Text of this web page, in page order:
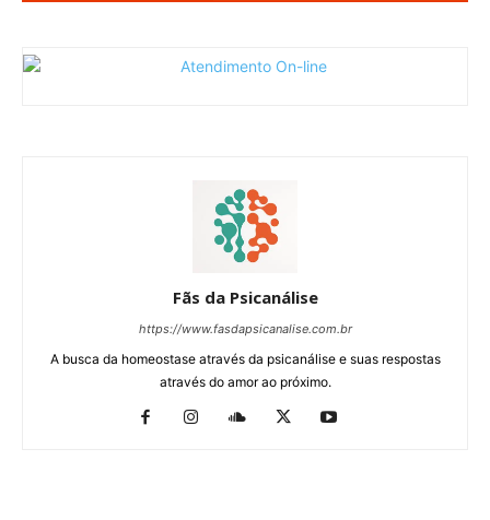
Fãs da Psicanálise
https://www.fasdapsicanalise.com.br
A busca da homeostase através da psicanálise e suas respostas
através do amor ao próximo.